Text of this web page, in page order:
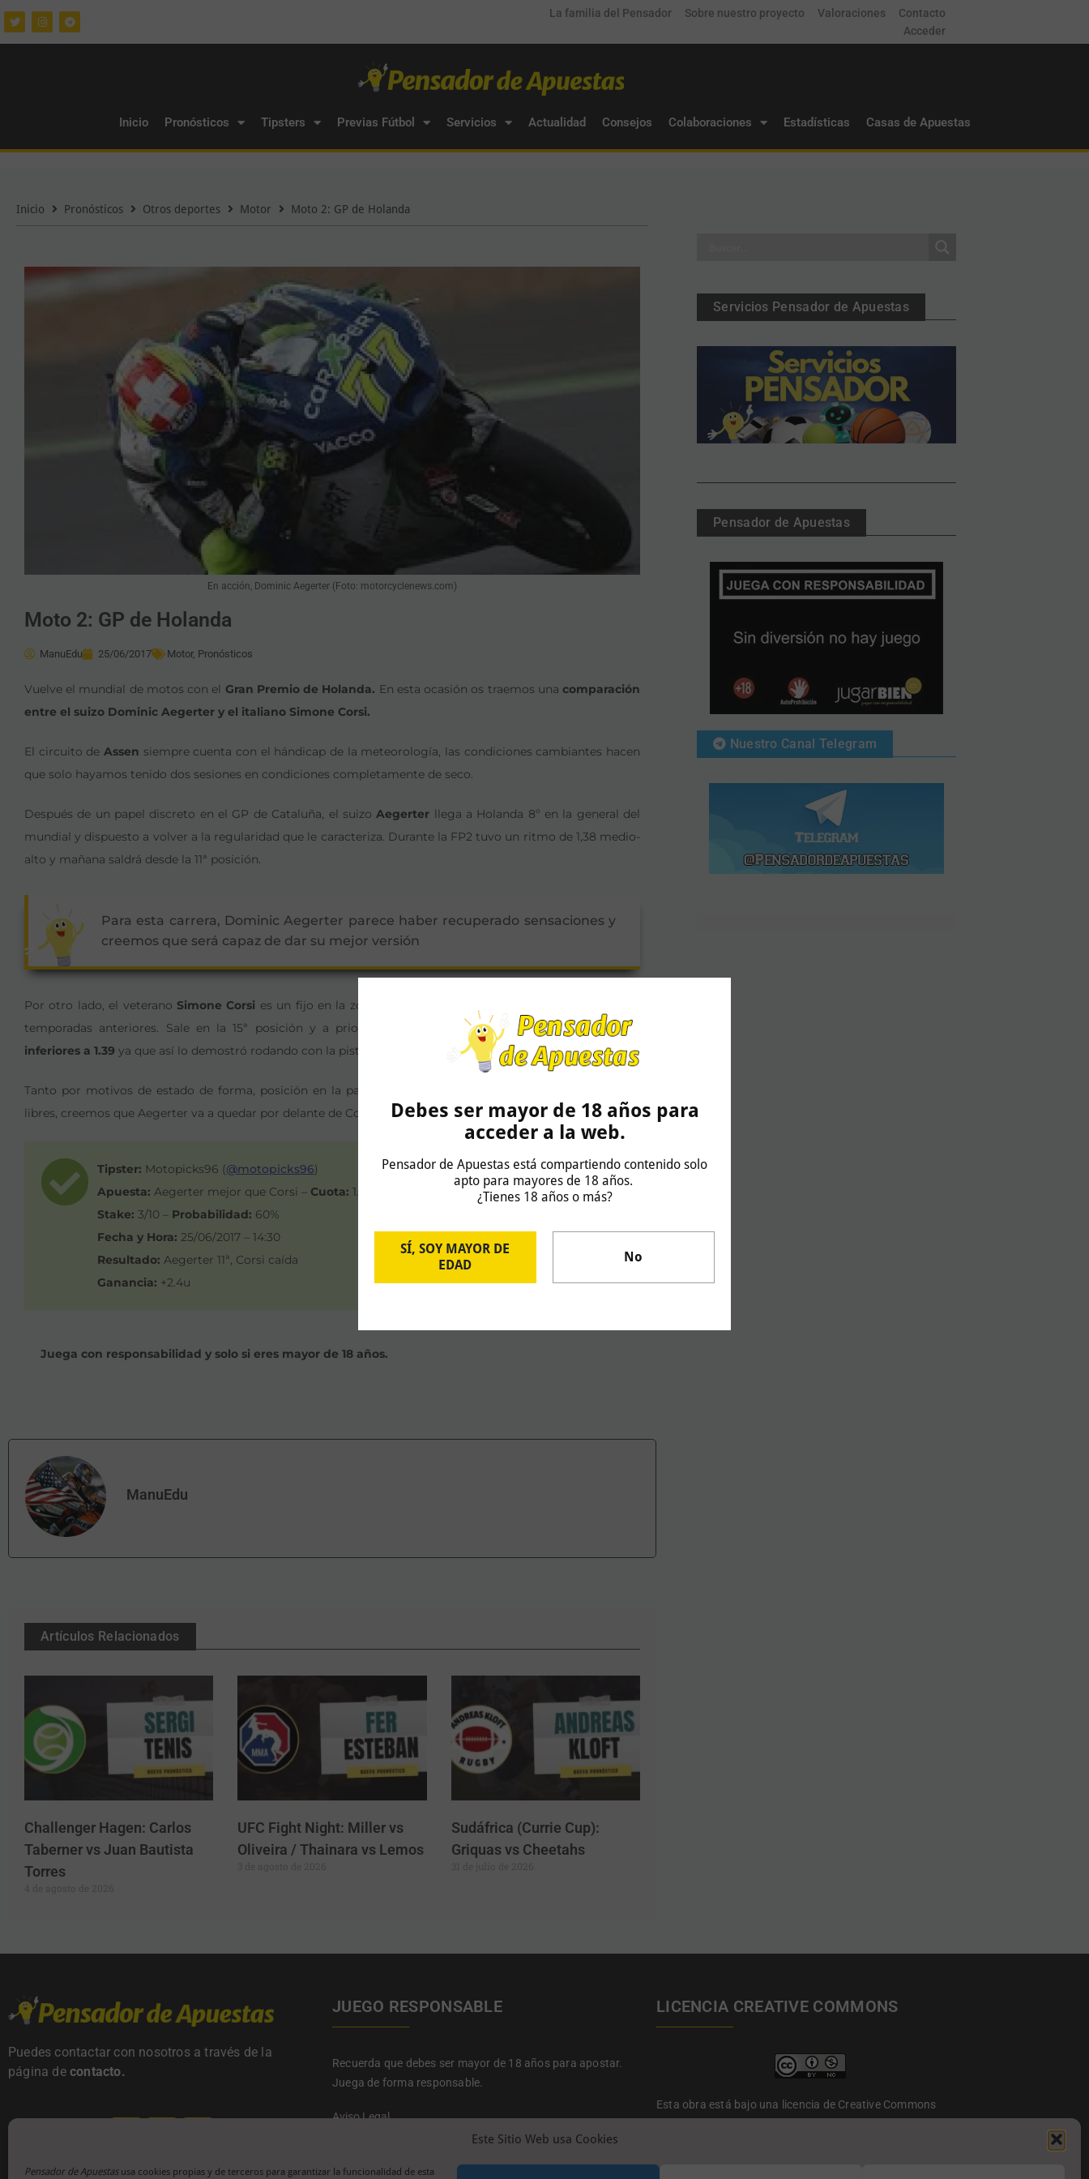
Este Sitio Web usa Cookies
Pensador de Apuestas usa cookies propias y de terceros para garantizar la funcionalidad de esta
La familia del Pensador Sobre nuestro proyecto Valoraciones
Contacto
Acceder
Inicio Pronósticos Tipsters Previas Fútbol Servicios Actualidad Consejos Colaboraciones Estadísticas Casas de Apuestas
Debes ser mayor de 18 años para
acceder a la web.
Pensador de Apuestas está compartiendo contenido solo
apto para mayores de 18 años.
¿Tienes 18 años o más?
SÍ, SOY MAYOR DE
EDAD
No
Inicio Pronósticos Otros deportes Motor Moto 2: GP de Holanda
En acción, Dominic Aegerter (Foto: motorcyclenews.com)
Moto 2: GP de Holanda
ManuEdu 25/06/2017 Motor, Pronósticos
Vuelve el mundial de motos con el Gran Premio de Holanda. En esta ocasión os traemos unacomparación
entre el suizo Dominic Aegerter y el italiano Simone Corsi.
El circuito de Assen siempre cuenta con el hándicap de la meteorología, las condiciones cambiantes hacen
que solo hayamos tenido dos sesiones en condiciones completamente de seco.
Después de un papel discreto en el GP de Cataluña, el suizoAegerter llega a Holanda 8º en la general del
mundial y dispuesto a volver a la regularidad que le caracteriza. Durante la FP2 tuvo un ritmo de 1,38 medio-
alto y mañana saldrá desde la 11ª posición.
Para esta carrera, Dominic Aegerter parece haber recuperado sensaciones y
creemos que será capaz de dar su mejor versión
Por otro lado, el veterano Simone Corsi es un fijo en la zona de puntos, a pesar de ello no está al nivel de
temporadas anteriores. Sale en la 15ª posición y a priori
va a tener problemas para hacer tiempos
inferiores a 1.39 ya que así lo demostró rodando con la pista seca.
Tanto por motivos de estado de forma, posición en la parrilla de salida y tiempos de los entrenamientos
libres, creemos que Aegerter va a quedar por delante de Corsi.
Tipster: Motopicks96 (@motopicks96)
Apuesta: Aegerter mejor que Corsi – Cuota: 1.80 (
Stake: 3/10 – Probabilidad: 60%
Fecha y Hora: 25/06/2017 – 14:30
Resultado: Aegerter 11ª, Corsi caída
Ganancia: +2.4u
Juega con responsabilidad y solo si eres mayor de 18 años.
ManuEdu
Artículos Relacionados
Challenger Hagen: Carlos
Taberner vs Juan Bautista
Torres
UFC Fight Night: Miller vs
Oliveira / Thainara vs Lemos
Sudáfrica (Currie Cup):
Griquas vs Cheetahs
Servicios Pensador de Apuestas
Pensador de Apuestas
Nuestro Canal Telegram
Puedes contactar con nosotros a través de la
página de contacto.
JUEGO RESPONSABLE
Recuerda que debes ser mayor de 18 años para apostar.
Juega de forma responsable.
Aviso Legal
Política de cookies
LICENCIA CREATIVE COMMONS
Esta obra está bajo una licencia de Creative Commons